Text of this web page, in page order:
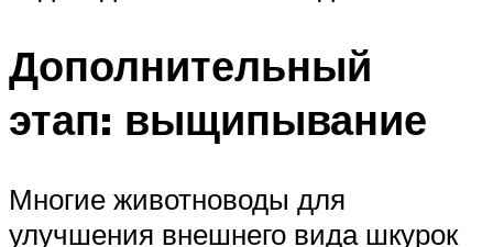
Дополнительный
этап: выщипывание
Многие животноводы для
улучшения внешнего вида шкурок